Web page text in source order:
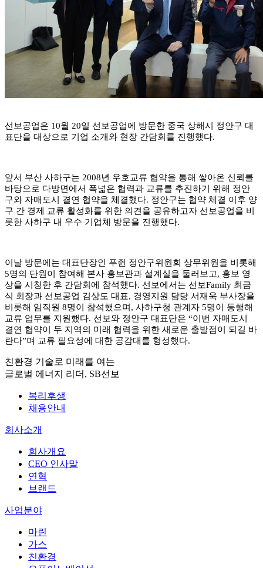
선보공업은 10월 20일 선보공업에 방문한 중국 상해시 정안구 대
표단을 대상으로 기업 소개와 현장 간담회를 진행했다.
앞서 부산 사하구는 2008년 우호교류 협약을 통해 쌓아온 신뢰를
바탕으로 다방면에서 폭넓은 협력과 교류를 추진하기 위해 정안
구와 자매도시 결연 협약을 체결했다. 정안구는 협약 체결 이후 양
구 간 경제 교류 활성화를 위한 의견을 공유하고자 선보공업을 비
롯한 사하구 내 우수 기업체 방문을 진행했다.
이날 방문에는 대표단장인 푸쥔 정안구위원회 상무위원을 비롯해
5명의 단원이 참여해 본사 홍보관과 설계실을 둘러보고, 홍보 영
상을 시청한 후 간담회에 참석했다. 선보에서는 선보Family 최금
식 회장과 선보공업 김상도 대표, 경영지원 담당 서재욱 부사장을
비롯해 임직원 8명이 참석했으며 , 사하구청 관계자 5명이 동행해
교류 업무를 지원했다. 선보와 정안구 대표단은 “이번 자매도시
결연 협약이 두 지역의 미래 협력을 위한 새로운 출발점이 되길 바
란다”며 교류 필요성에 대한 공감대를 형성했다.
친환경 기술로 미래를 여는
글로벌 에너지 리더, SB선보
복리후생
채용안내
회사소개
회사개요
CEO 인사말
연혁
브랜드
사업분야
마린
가스
친환경